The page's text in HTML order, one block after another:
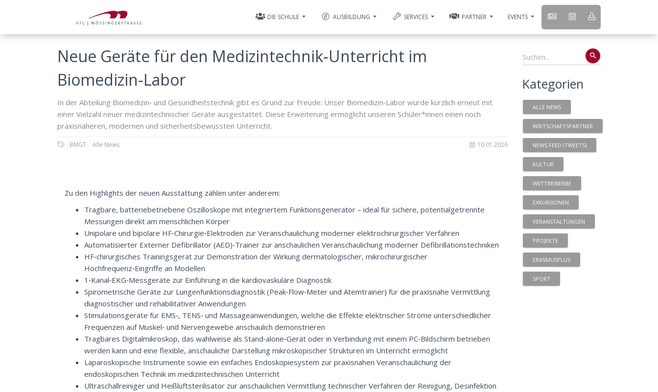
DIE SCHULE AUSBILDUNG SERVICES PARTNER EVENTS
Neue Geräte für den Medizintechnik‑Unterricht im
Biomedizin‑Labor
In der Abteilung Biomedizin‑ und Gesundheitstechnik gibt es Grund zur Freude: Unser Biomedizin‑Labor wurde kürzlich erneut mit
einer Vielzahl neuer medizintechnischer Geräte ausgestattet. Diese Erweiterung ermöglicht unseren Schüler*innen einen noch
praxisnäheren, modernen und sicherheitsbewussten Unterricht.
10.01.2026
BMGT Alle News
Zu den Highlights der neuen Ausstattung zählen unter anderem:
Tragbare, batteriebetriebene Oszilloskope mit integriertem Funktionsgenerator – ideal für sichere, potentialgetrennte
Messungen direkt am menschlichen Körper
Unipolare und bipolare HF‑Chirurgie‑Elektroden zur Veranschaulichung moderner elektrochirurgischer Verfahren
Automatisierter Externer Defibrillator (AED)‑Trainer zur anschaulichen Veranschaulichung moderner Defibrillationstechniken
HF‑chirurgisches Trainingsgerät zur Demonstration der Wirkung dermatologischer, mikrochirurgischer
Hochfrequenz‑Eingriffe an Modellen
1‑Kanal‑EKG‑Messgeräte zur Einführung in die kardiovaskuläre Diagnostik
Spirometrische Geräte zur Lungenfunktionsdiagnostik (Peak‑Flow‑Meter und Atemtrainer) für die praxisnahe Vermittlung
diagnostischer und rehabilitativer Anwendungen
Stimulationsgeräte für EMS‑, TENS‑ und Massageanwendungen, welche die Effekte elektrischer Ströme unterschiedlicher
Frequenzen auf Muskel‑ und Nervengewebe anschaulich demonstrieren
Tragbares Digitalmikroskop, das wahlweise als Stand‑alone‑Gerät oder in Verbindung mit einem PC‑Bildschirm betrieben
werden kann und eine flexible, anschauliche Darstellung mikroskopischer Strukturen im Unterricht ermöglicht
Laparoskopische Instrumente sowie ein einfaches Endoskopiesystem zur praxisnahen Veranschaulichung der
endoskopischen Technik im medizintechnischen Unterricht
Ultraschallreiniger und Heißluftsterilisator zur anschaulichen Vermittlung technischer Verfahren der Reinigung, Desinfektion
search
Kategorien
ALLE NEWS
WIRTSCHAFTSPARTNER
NEWS FEED (TWEETS)
KULTUR
WETTBEWERBE
EXKURSIONEN
VERANSTALTUNGEN
PROJEKTE
ERASMUSPLUS
SPORT